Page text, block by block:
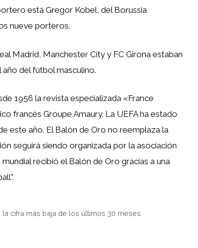
está Gregor Kobel, del Borussia
nueve porteros.
Madrid, Manchester City y FC Girona estaban
del fútbol masculino.
1956 la revista especializada «France
francés Groupe Amaury. La UEFA ha estado
este año. El Balón de Oro no reemplaza la
seguirá siendo organizada por la asociación
recibió el Balón de Oro gracias a una
la cifra más baja de los últimos 30 meses